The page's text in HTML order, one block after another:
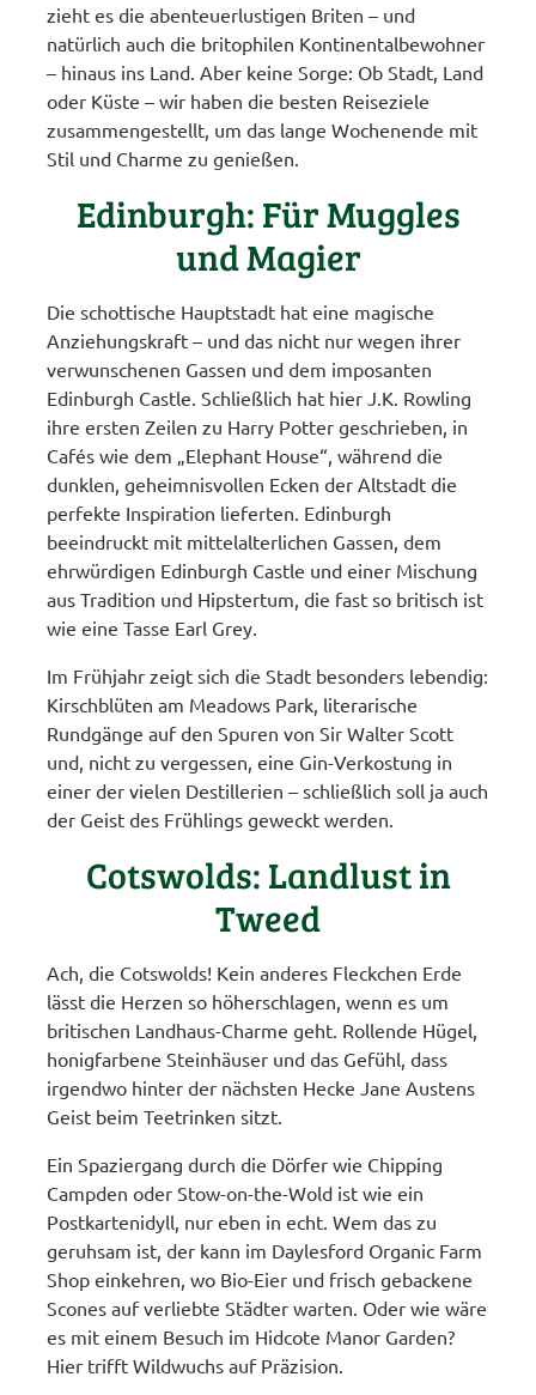
zieht es die abenteuerlustigen Briten – und
natürlich auch die britophilen Kontinentalbewohner
– hinaus ins Land. Aber keine Sorge: Ob Stadt, Land
oder Küste – wir haben die besten Reiseziele
zusammengestellt, um das lange Wochenende mit
Stil und Charme zu genießen.
Edinburgh: Für Muggles
und Magier
Die schottische Hauptstadt hat eine magische
Anziehungskraft – und das nicht nur wegen ihrer
verwunschenen Gassen und dem imposanten
Edinburgh Castle. Schließlich hat hier J.K. Rowling
ihre ersten Zeilen zu Harry Potter geschrieben, in
Cafés wie dem „Elephant House“, während die
dunklen, geheimnisvollen Ecken der Altstadt die
perfekte Inspiration lieferten. Edinburgh
beeindruckt mit mittelalterlichen Gassen, dem
ehrwürdigen Edinburgh Castle und einer Mischung
aus Tradition und Hipstertum, die fast so britisch ist
wie eine Tasse Earl Grey.
Im Frühjahr zeigt sich die Stadt besonders lebendig:
Kirschblüten am Meadows Park, literarische
Rundgänge auf den Spuren von Sir Walter Scott
und, nicht zu vergessen, eine Gin-Verkostung in
einer der vielen Destillerien – schließlich soll ja auch
der Geist des Frühlings geweckt werden.
Cotswolds: Landlust in
Tweed
Ach, die Cotswolds! Kein anderes Fleckchen Erde
lässt die Herzen so höherschlagen, wenn es um
britischen Landhaus-Charme geht. Rollende Hügel,
honigfarbene Steinhäuser und das Gefühl, dass
irgendwo hinter der nächsten Hecke Jane Austens
Geist beim Teetrinken sitzt.
Ein Spaziergang durch die Dörfer wie Chipping
Campden oder Stow-on-the-Wold ist wie ein
Postkartenidyll, nur eben in echt. Wem das zu
geruhsam ist, der kann im Daylesford Organic Farm
Shop einkehren, wo Bio-Eier und frisch gebackene
Scones auf verliebte Städter warten. Oder wie wäre
es mit einem Besuch im Hidcote Manor Garden?
Hier trifft Wildwuchs auf Präzision.